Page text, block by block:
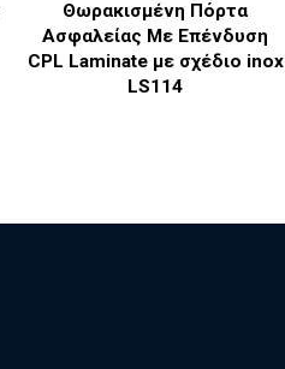
Θωρακισμένη Πόρτα
Ασφαλείας Με Επένδυση
CPL Laminate με σχέδιο inox
LS114